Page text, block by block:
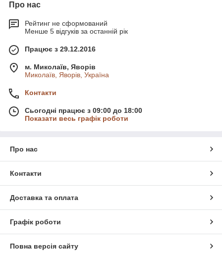
Про нас
Рейтинг не сформований
Менше 5 відгуків за останній рік
Працює з 29.12.2016
м. Миколаїв, Яворів
Миколаїв, Яворів, Україна
Контакти
Сьогодні працює з 09:00 до 18:00
Показати весь графік роботи
Про нас
Контакти
Доставка та оплата
Графік роботи
Повна версія сайту